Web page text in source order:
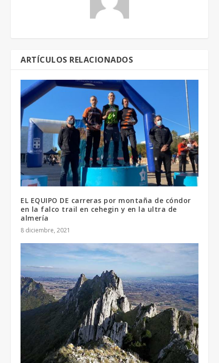
ARTÍCULOS RELACIONADOS
EL EQUIPO DE carreras por montaña de cóndor
en la falco trail en cehegin y en la ultra de
almería
8 diciembre, 2021